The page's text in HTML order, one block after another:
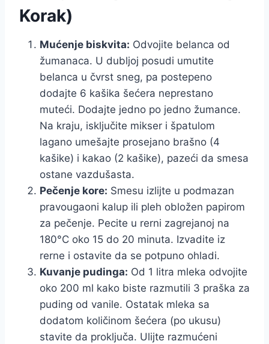
Korak)
Mućenje biskvita: Odvojite belanca od
žumanaca. U dubljoj posudi umutite
belanca u čvrst sneg, pa postepeno
dodajte 6 kašika šećera neprestano
muteći. Dodajte jedno po jedno žumance.
Na kraju, isključite mikser i špatulom
lagano umešajte prosejano brašno (4
kašike) i kakao (2 kašike), pazeći da smesa
ostane vazdušasta.
Pečenje kore: Smesu izlijte u podmazan
pravougaoni kalup ili pleh obložen papirom
za pečenje. Pecite u rerni zagrejanoj na
180°C oko 15 do 20 minuta. Izvadite iz
rerne i ostavite da se potpuno ohladi.
Kuvanje pudinga: Od 1 litra mleka odvojite
oko 200 ml kako biste razmutili 3 praška za
puding od vanile. Ostatak mleka sa
dodatom količinom šećera (po ukusu)
stavite da proključa. Ulijte razmućeni